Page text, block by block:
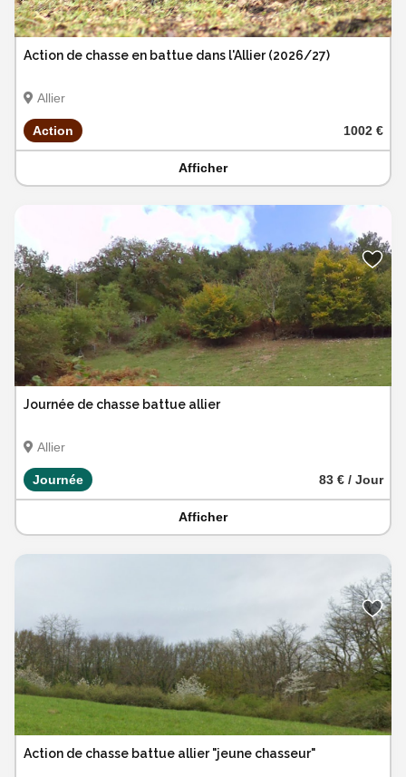
Action de chasse en battue dans l'Allier (2026/27)
Allier
Action 1002 €
Afficher
Journée de chasse battue allier
Allier
Journée 83 € / Jour
Afficher
Action de chasse battue allier "jeune chasseur"